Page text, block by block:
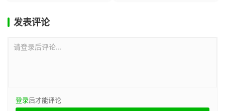
发表评论
请登录后评论...
登录后才能评论